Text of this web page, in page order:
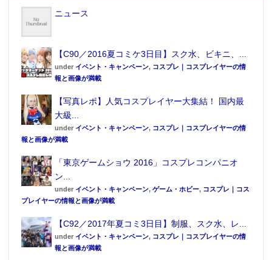
SpiceSeed 「ジャギ&バイク」紹介ページ
●編集部オススメ
・【WF2018冬】ヤンジャン表紙で話題沸騰
中の伊織もえが「ワンフェス」登場
・【北斗の拳収録イベント】ケンコバは
「行きつけ店の閉店」思い出し絶叫
ニュース
【C90／2016夏コミケ3日目】スク水、ビキニ、...
under イベント・キャンペーン, コスプレ｜コスプレイヤーの情
報と画像が満載
【写真レポ】人気コスプレイヤー大集結！ 国内最
大級...
under イベント・キャンペーン, コスプレ｜コスプレイヤーの情
報と画像が満載
「東京ゲームショウ 2016」コスプレコンパニオ
ン...
under イベント・キャンペーン, ゲーム・ホビー, コスプレ｜コス
プレイヤーの情報と画像が満載
【C92／2017年夏コミ3日目】制服、スク水、レ...
under イベント・キャンペーン, コスプレ｜コスプレイヤーの情
報と画像が満載